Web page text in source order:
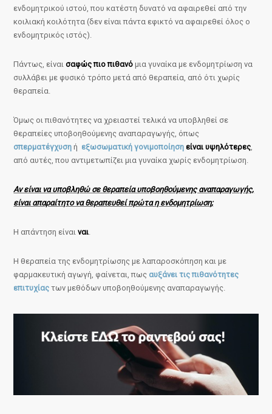
ενδομητρικού ιστού, που κατέστη δυνατό να αφαιρεθεί από την
κοιλιακή κοιλότητα (δεν είναι πάντα εφικτό να αφαιρεθεί όλος ο
ενδομητρικός ιστός).
Πάντως, είναισαφώς πιο πιθανό μια γυναίκα με ενδομητρίωση να
συλλάβει με φυσικό τρόπο μετά από θεραπεία, από ότι χωρίς
θεραπεία.
Όμως οι πιθανότητες να χρειαστεί τελικά να υποβληθεί σε
θεραπείες υποβοηθούμενης αναπαραγωγής, όπως
σπερματέγχυσηή εξωσωματική γονιμοποίηση είναι υψηλότερες
από αυτές, που αντιμετωπίζει μια γυναίκα χωρίς ενδομητρίωση.
Αν είναι να υποβληθώ σε θεραπεία υποβοηθούμενης αναπαραγωγής,
είναι απαραίτητο να θεραπευθεί πρώτα η ενδομητρίωση;
Η απάντηση είναιναι
Η θεραπεία της ενδομητρίωσης με λαπαροσκόπηση και με
φαρμακευτική αγωγή, φαίνεται, πως αυξάνει τις πιθανότητες
επιτυχίας των μεθόδων υποβοηθούμενης αναπαραγωγής.